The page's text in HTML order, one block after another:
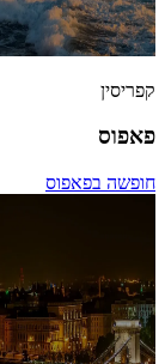
קפריסין
פאפוס
חופשה בפאפוס